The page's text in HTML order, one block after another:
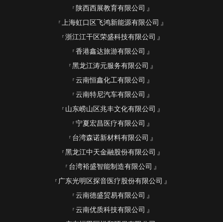
陕西西展教育有限公司
上海虹口区飞鸿新能源有限公司
浙江江干区荣盛科技有限公司
香港鑫达旅游有限公司
黑龙江涛元服务有限公司
云南恒鑫化工有限公司
云南特尼汽车有限公司
山东崂山区兆丰文化有限公司
宁夏宏昌医疗有限公司
台湾森诺新材料有限公司
黑龙江中天金融股份有限公司
台湾裕盛智能制造有限公司
广东光明区探音医疗股份有限公司
云南德盛贸易有限公司
云南优质科技有限公司